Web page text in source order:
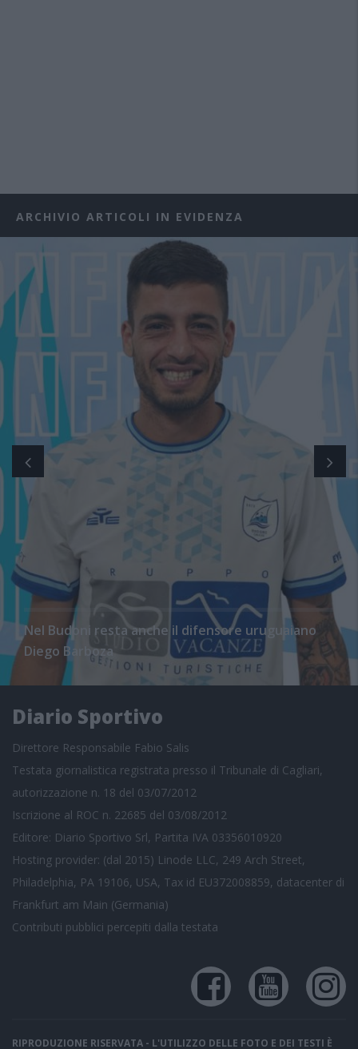
ARCHIVIO ARTICOLI IN EVIDENZA
Nel Budoni resta anche il difensore uruguaiano
Diego Barboza
Diario Sportivo
Direttore Responsabile Fabio Salis
Testata giornalistica registrata presso il Tribunale di Cagliari,
autorizzazione n. 18 del 03/07/2012
Iscrizione al ROC n. 22685 del 03/08/2012
Editore: Diario Sportivo Srl, Partita IVA 03356010920
Hosting provider: (dal 2015) Linode LLC, 249 Arch Street,
Philadelphia, PA 19106, USA, Tax id EU372008859, datacenter di
Frankfurt am Main (Germania)
Contributi pubblici percepiti dalla testata
RIPRODUZIONE RISERVATA - L'UTILIZZO DELLE FOTO E DEI TESTI È